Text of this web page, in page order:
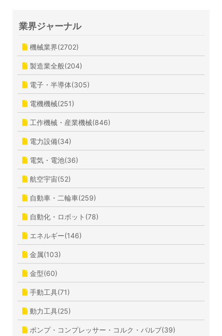
業界ジャーナル
機械業界(2702)
製造業全般(204)
電子・半導体(305)
電機機械(251)
工作機械・産業機械(846)
電力設備(34)
電気・電池(36)
航空宇宙(52)
自動車・二輪車(259)
自動化・ロボット(78)
エネルギー(146)
金属(103)
金型(60)
手動工具(71)
動力工具(25)
ポンプ・コンプレッサー・コルク・バルブ(39)